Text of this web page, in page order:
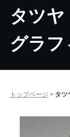
タツ
グラフ
トップページ > タツ